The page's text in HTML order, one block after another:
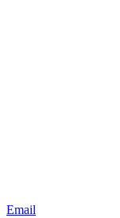
Email